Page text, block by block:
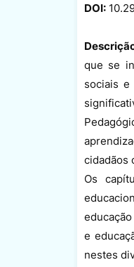
DOI:
que se
sociais e
cidadãos
Os
e
nestes